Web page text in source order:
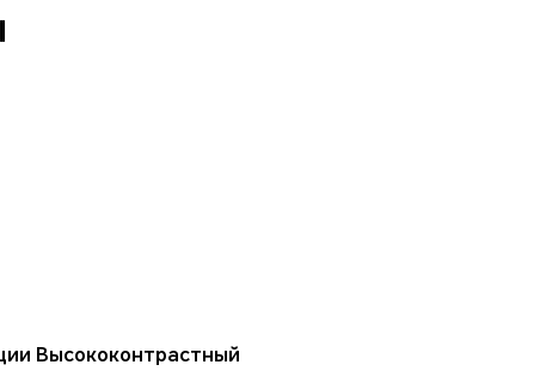
Высококонтрастный